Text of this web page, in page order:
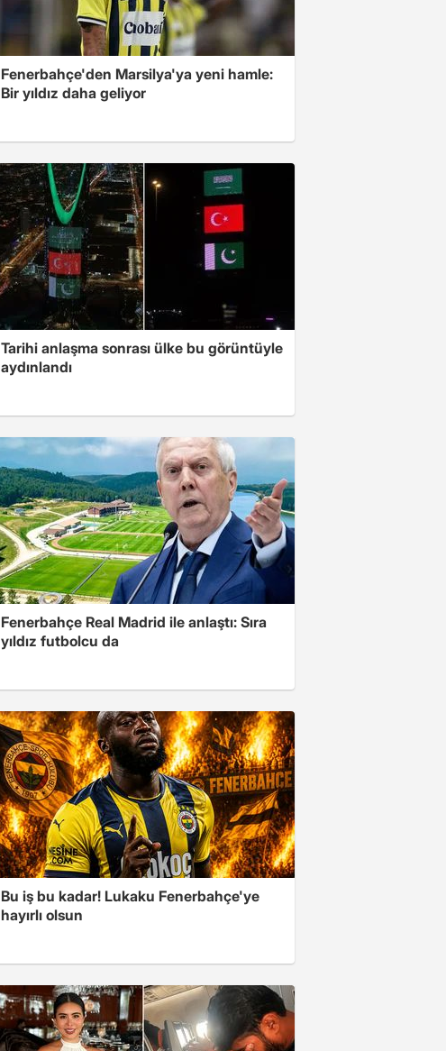
Fenerbahçe'den Marsilya'ya yeni hamle:
Bir yıldız daha geliyor
Tarihi anlaşma sonrası ülke bu görüntüyle
aydınlandı
Fenerbahçe Real Madrid ile anlaştı: Sıra
yıldız futbolcu da
Bu iş bu kadar! Lukaku Fenerbahçe'ye
hayırlı olsun